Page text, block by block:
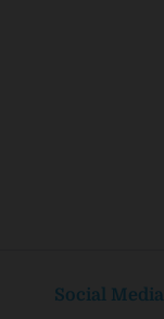
Social Media